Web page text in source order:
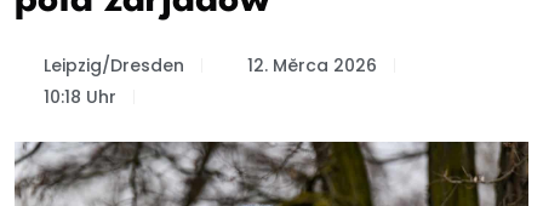
Leipzig/Dresden
12. Měrca 2026
10:18 Uhr